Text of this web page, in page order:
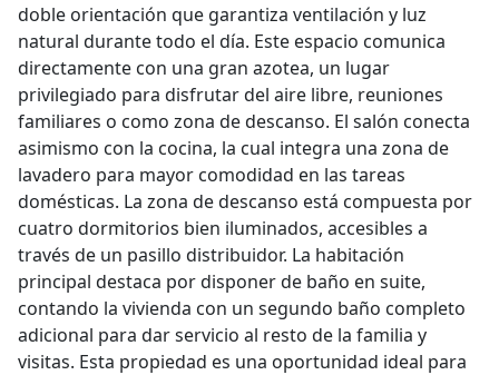
doble orientación que garantiza ventilación y luz
natural durante todo el día. Este espacio comunica
directamente con una gran azotea, un lugar
privilegiado para disfrutar del aire libre, reuniones
familiares o como zona de descanso. El salón conecta
asimismo con la cocina, la cual integra una zona de
lavadero para mayor comodidad en las tareas
domésticas. La zona de descanso está compuesta por
cuatro dormitorios bien iluminados, accesibles a
través de un pasillo distribuidor. La habitación
principal destaca por disponer de baño en suite,
contando la vivienda con un segundo baño completo
adicional para dar servicio al resto de la familia y
visitas. Esta propiedad es una oportunidad ideal para